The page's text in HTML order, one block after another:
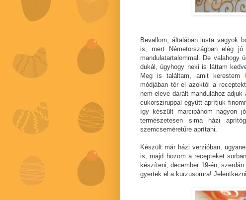
Bevallom, általában lusta vagyok
is, mert Németországban elég
mandulatartalommal. De valahogy
dukál, úgyhogy neki is láttam
Meg is találtam, amit kerestem
módjában tér el azoktól a
nem eleve darált mandulához
cukorsziruppal együtt aprítjuk
így készült marcipánom nagyon
természetesen sima házi
szemcseméretűre aprítani.
Készült már házi verzióban,
is, majd hozom a recepteket
készíteni, december 19-én,
gyertek el a kurzusomra! Jelentkezni